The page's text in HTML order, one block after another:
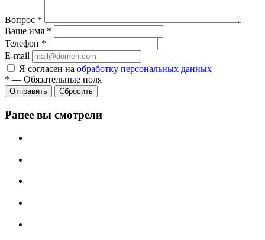
Вопрос *
Ваше имя *
Телефон *
E-mail
Я согласен на обработку персональных данных
* — Обязательные поля
Сбросить
Ранее вы смотрели